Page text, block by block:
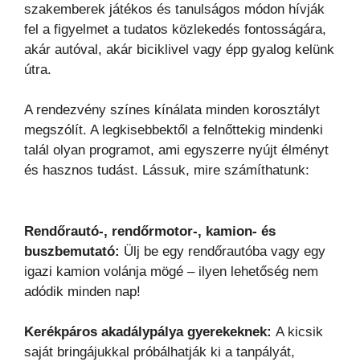
szakemberek játékos és tanulságos módon hívják
fel a figyelmet a tudatos közlekedés fontosságára,
akár autóval, akár biciklivel vagy épp gyalog kelünk
útra.
A rendezvény színes kínálata minden korosztályt
megszólít. A legkisebbektől a felnőttekig mindenki
talál olyan programot, ami egyszerre nyújt élményt
és hasznos tudást. Lássuk, mire számíthatunk:
Rendőrautó-, rendőrmotor-, kamion- és
buszbemutató: Ülj be egy rendőrautóba vagy egy
igazi kamion volánja mögé – ilyen lehetőség nem
adódik minden nap!
Kerékpáros akadálypálya gyerekeknek: A kicsik
saját bringájukkal próbálhatják ki a tanpályát,